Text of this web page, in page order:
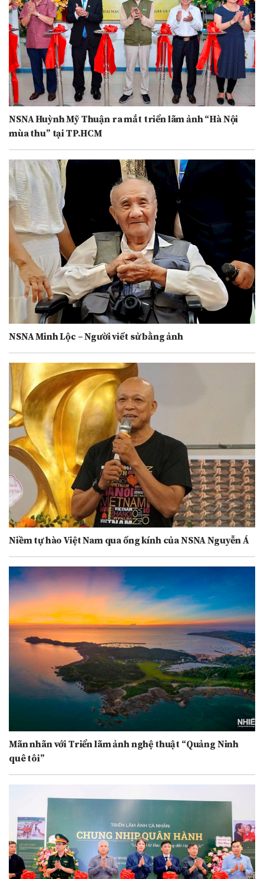
NSNA Huỳnh Mỹ Thuận ra mắt triển lãm ảnh “Hà Nội
mùa thu” tại TP.HCM
NSNA Minh Lộc – Người viết sử bằng ảnh
Niềm tự hào Việt Nam qua ống kính của NSNA Nguyễn Á
Mãn nhãn với Triển lãm ảnh nghệ thuật “Quảng Ninh
quê tôi”